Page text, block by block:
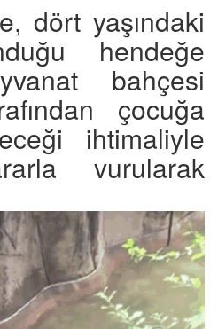
dört yaşındaki
hendeğe
bahçesi
çocuğa
ihtimaliyle
vurularak